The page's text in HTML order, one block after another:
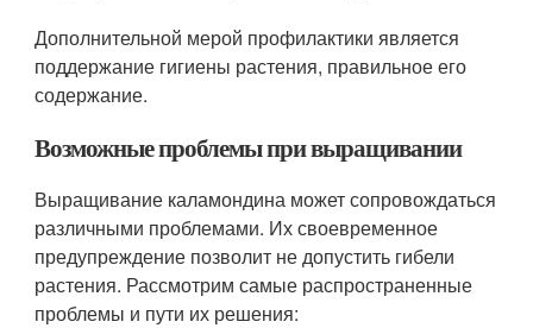
Дополнительной мерой профилактики является
поддержание гигиены растения, правильное его
содержание.
Возможные проблемы при выращивании
Выращивание каламондина может сопровождаться
различными проблемами. Их своевременное
предупреждение позволит не допустить гибели
растения. Рассмотрим самые распространенные
проблемы и пути их решения: